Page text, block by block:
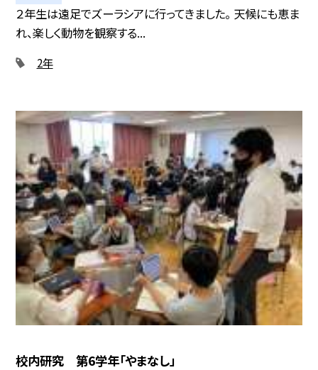
２年生は遠足でズーラシアに行ってきました。 天候にも恵ま
れ、楽しく動物を観察する...
2年
校内研究 第6学年「やまなし」